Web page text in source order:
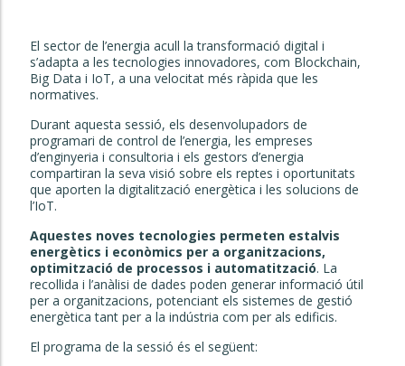
El sector de l’energia acull la transformació digital i
s’adapta a les tecnologies innovadores, com Blockchain,
Big Data i IoT, a una velocitat més ràpida que les
normatives.
Durant aquesta sessió, els desenvolupadors de
programari de control de l’energia, les empreses
d’enginyeria i consultoria i els gestors d’energia
compartiran la seva visió sobre els reptes i oportunitats
que aporten la digitalització energètica i les solucions de
l’IoT.
Aquestes noves tecnologies permeten estalvis
energètics i econòmics per a organitzacions,
optimització de processos i automatització. La
recollida i l’anàlisi de dades poden generar informació útil
per a organitzacions, potenciant els sistemes de gestió
energètica tant per a la indústria com per als edificis.
El programa de la sessió és el següent: